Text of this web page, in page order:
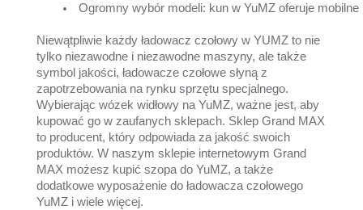
Ogromny wybór modeli: kun w YuMZ oferuje
Niewątpliwie każdy ładowacz czołowy w YUMZ to nie
tylko niezawodne i niezawodne maszyny, ale także
symbol jakości, ładowacze czołowe słyną z
zapotrzebowania na rynku sprzętu specjalnego.
Wybierając wózek widłowy na YuMZ, ważne jest, aby
kupować go w zaufanych sklepach. Sklep Grand MAX
to producent, który odpowiada za jakość swoich
produktów. W naszym sklepie internetowym Grand
MAX możesz kupić szopa do YuMZ, a także
dodatkowe wyposażenie do ładowacza czołowego
YuMZ i wiele więcej.